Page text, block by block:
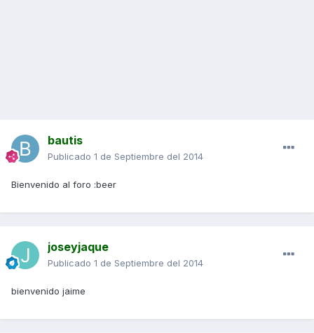
bautis
Publicado 1 de Septiembre del 2014
Bienvenido al foro :beer
joseyjaque
Publicado 1 de Septiembre del 2014
bienvenido jaime